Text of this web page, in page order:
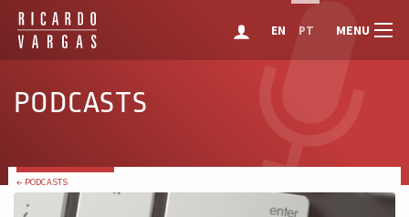
EN PT MENU
PODCASTS
← PODCASTS